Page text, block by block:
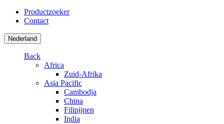
Productzoeker
Contact
Nederland
Back
Africa
Zuid-Afrika
Asia Pacific
Cambodja
China
Filipijnen
India